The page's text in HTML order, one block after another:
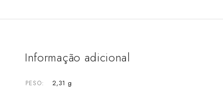
Informação adicional
PESO 2,31 g